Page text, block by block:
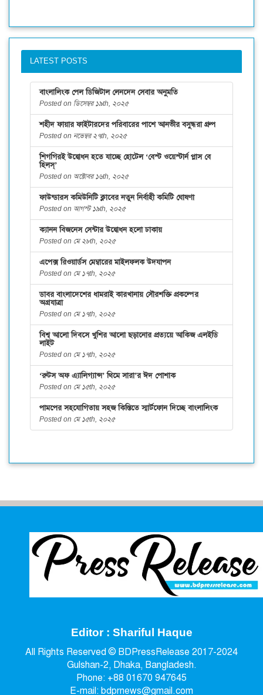
LATEST POSTS
বাংলালিংক পেল ডিজিটাল লেনদেন সেবার অনুমতি
Posted on ডিসেম্বর ১৯th, ২০২৫
শহীদ ফায়ার ফাইটারদের পরিবারের পাশে আনভীর বসুন্ধরা গ্রুপ
Posted on নভেম্বর ২৭th, ২০২৫
শিগগিরই উদ্বোধন হতে যাচ্ছে হোটেল ‘বেস্ট ওয়েস্টার্ন প্লাস বে
হিলস্’
Posted on অক্টোবর ১৬th, ২০২৫
ফাউন্ডারস কমিউনিটি ক্লাবের নতুন নির্বাহী কমিটি ঘোষণা
Posted on আগস্ট ১৯th, ২০২৫
ক্যানন বিজনেস সেন্টার উদ্বোধন হলো ঢাকায়
Posted on মে ২৮th, ২০২৫
এপেক্স রিওয়ার্ডস মেম্বারের মাইলফলক উদযাপন
Posted on মে ১৭th, ২০২৫
ডাবর বাংলাদেশের ধামরাই কারখানায় সৌরশক্তি প্রকল্পের
অগ্রযাত্রা
Posted on মে ১৭th, ২০২৫
বিশ্ব আলো দিবসে খুশির আলো ছড়ানোর প্রত্যয়ে আকিজ এলইডি
লাইট
Posted on মে ১৭th, ২০২৫
‘রুটস অফ এ্যালিগ্যান্স’ থিমে সারা’র ঈদ পোশাক
Posted on মে ১৫th, ২০২৫
পামপের সহযোগিতায় সহজ কিস্তিতে স্মার্টফোন দিচ্ছে বাংলালিংক
Posted on মে ১৫th, ২০২৫
Editor : Shariful Haque
All Rights Reserved © BDPressRelease 2017-2024
Gulshan-2, Dhaka, Bangladesh.
Phone: +88 01670 947645
E-mail: bdprnews@gmail.com